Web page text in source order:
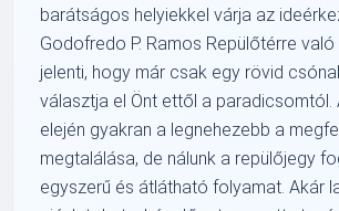
barátságos helyiekkel várja az
Godofredo P. Ramos Repülőtérre
jelenti, hogy már csak egy rövid
választja el Önt ettől a paradicsomtól.
elején gyakran a legnehezebb a
megtalálása, de nálunk a repülőjegy
egyszerű és átlátható folyamat. Akár